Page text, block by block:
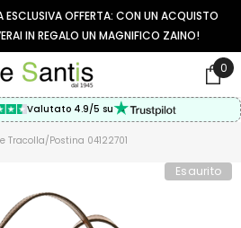
ESCLUSIVA OFFERTA: CON UN ACQUISTO
IN REGALO UN MAGNIFICO ZAINO!
0
0
Valutato 4.9/5 su
Tracolla/postina 04122701
Esaurito